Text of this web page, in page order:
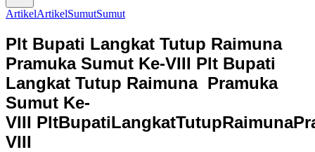
ArtikelArtikelSumutSumut
Plt Bupati Langkat Tutup Raimuna
Pramuka Sumut Ke-VIII Plt Bupati
Langkat Tutup Raimuna Pramuka
Sumut Ke-
VIII PltBupatiLangkatTutupRaimunaPr
VIII